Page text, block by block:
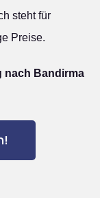
steht für
Preise.
nach Bandirma